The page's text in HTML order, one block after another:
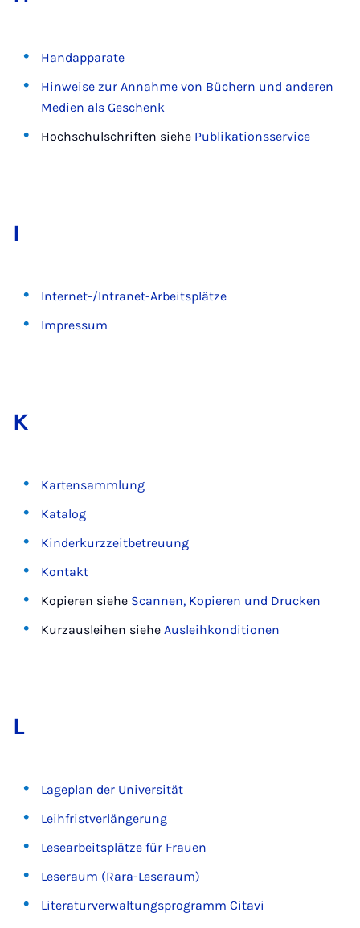
Handapparate
Hinweise zur Annahme von Büchern und anderen
Medien als Geschenk
Hochschulschriften siehe Publikationsservice
I
Internet-/Intranet-Arbeitsplätze
Impressum
K
Kartensammlung
Katalog
Kinderkurzzeitbetreuung
Kontakt
Kopieren siehe Scannen, Kopieren und Drucken
Kurzausleihen sieheAusleihkonditionen
L
Lageplan der Universität
Leihfristverlängerung
Lesearbeitsplätze für Frauen
Leseraum (Rara-Leseraum)
Literaturverwaltungsprogramm Citavi